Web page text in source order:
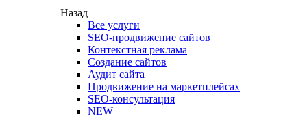
Назад
Все услуги
SEO-продвижение сайтов
Контекстная реклама
Создание сайтов
Аудит сайта
Продвижение на маркетплейсах
SEO-консультация
NEW